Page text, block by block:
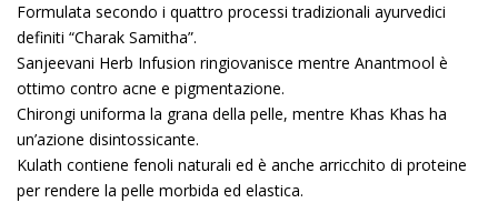
Formulata secondo i quattro processi tradizionali ayurvedici
definiti “Charak Samitha”.
Sanjeevani Herb Infusion ringiovanisce mentre Anantmool è
ottimo contro acne e pigmentazione.
Chirongi uniforma la grana della pelle, mentre Khas Khas ha
un’azione disintossicante.
Kulath contiene fenoli naturali ed è anche arricchito di proteine ​​
per rendere la pelle morbida ed elastica.